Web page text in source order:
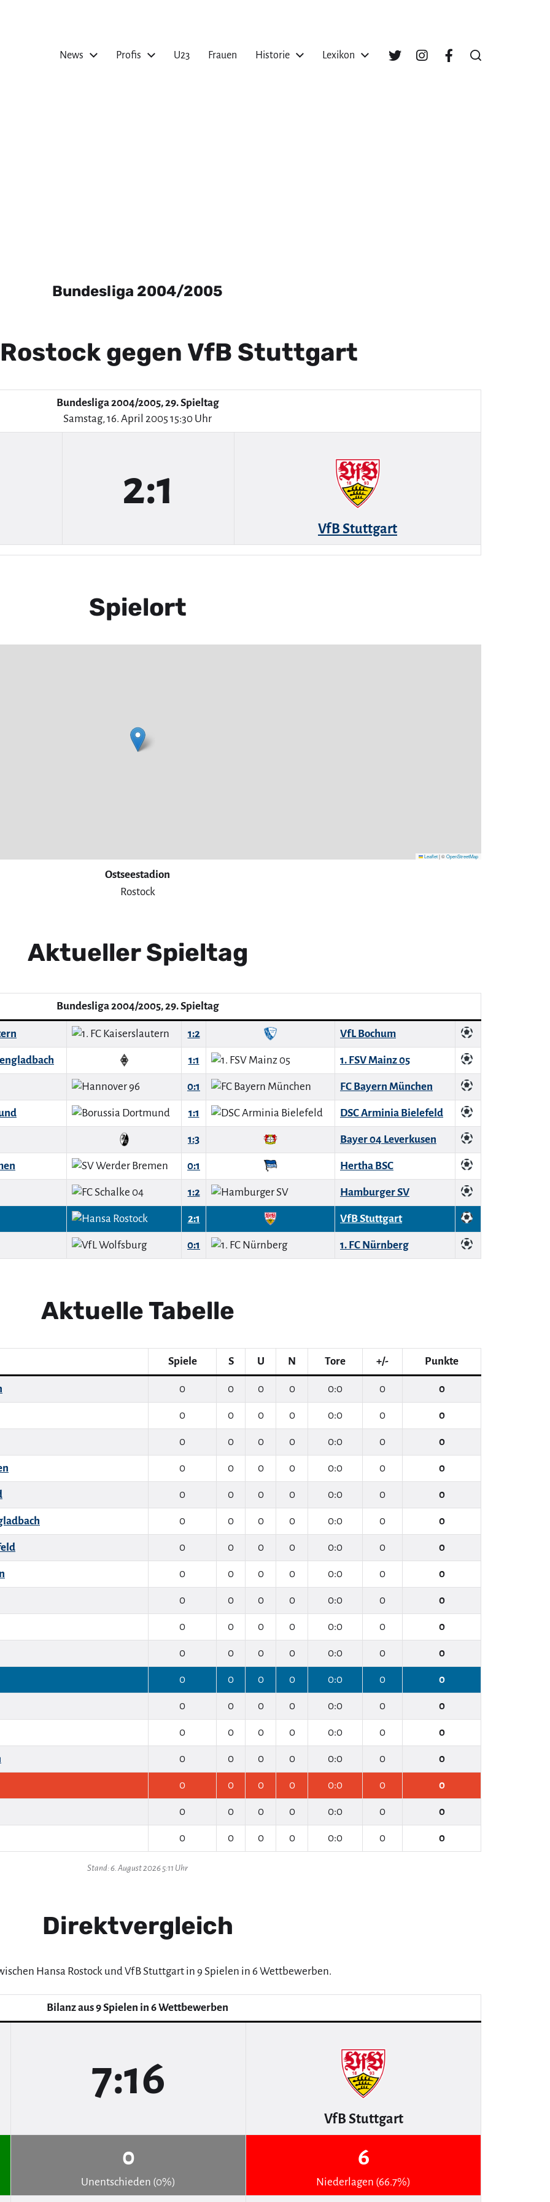
News Profis U23 Frauen Historie Lexikon
Bundesliga 2004/2005
gegen VfB Stuttgart
Bundesliga 2004/2005, 29. Spieltag
Samstag, 16. April 2005 15:30 Uhr
2:1
VfB Stuttgart
Spielort
Leaflet|©OpenStreetMap
Ostseestadion
Rostock
Aktueller Spieltag
Bundesliga 2004/2005, 29. Spieltag
1:2 VfL Bochum
1:1 1. FSV Mainz 05
0:1 FC Bayern München
1:1 DSC Arminia Bielefeld
1:3 Bayer 04 Leverkusen
0:1 Hertha BSC
1:2 Hamburger SV
2:1 VfB Stuttgart
0:1 1. FC Nürnberg
Aktuelle Tabelle
Spiele S U N Tore +/- Punkte
0 0 0 0 0:0 0 0
0 0 0 0 0:0 0 0
0 0 0 0 0:0 0 0
0 0 0 0 0:0 0 0
0 0 0 0 0:0 0 0
0 0 0 0 0:0 0 0
0 0 0 0 0:0 0 0
0 0 0 0 0:0 0 0
0 0 0 0 0:0 0 0
0 0 0 0 0:0 0 0
0 0 0 0 0:0 0 0
0 0 0 0 0:0 0 0
0 0 0 0 0:0 0 0
0 0 0 0 0:0 0 0
0 0 0 0 0:0 0 0
0 0 0 0 0:0 0 0
0 0 0 0 0:0 0 0
0 0 0 0 0:0 0 0
Stand: 6. August 2026 5:11 Uhr
Direktvergleich
Hansa Rostock und VfB Stuttgart in 9 Spielen in 6 Wettbewerben.
Bilanz aus 9 Spielen in 6 Wettbewerben
7:16
VfB Stuttgart
0
Unentschieden (0%)
6
Niederlagen (66.7%)